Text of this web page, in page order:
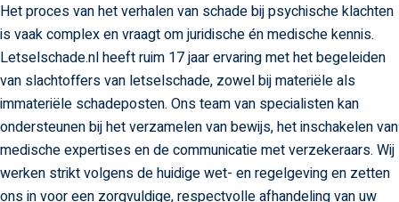
Het proces van het verhalen van schade bij psychische klachten
is vaak complex en vraagt om juridische én medische kennis.
Letselschade.nl heeft ruim 17 jaar ervaring met het begeleiden
van slachtoffers van letselschade, zowel bij materiële als
immateriële schadeposten. Ons team van specialisten kan
ondersteunen bij het verzamelen van bewijs, het inschakelen van
medische expertises en de communicatie met verzekeraars. Wij
werken strikt volgens de huidige wet- en regelgeving en zetten
ons in voor een zorgvuldige, respectvolle afhandeling van uw